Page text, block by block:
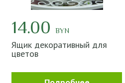
14.00BYN
Ящик декоративный для
цветов